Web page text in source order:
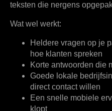
teksten die nergens
Wat wel werkt:
Heldere vragen op je
hoe klanten spreken
Korte antwoorden die
Goede lokale
direct contact willen
Een snelle mobiele
klopt